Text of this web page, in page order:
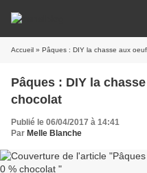
Accueil » Pâques : DIY la chasse aux
Pâques : DIY la
chocolat
Publié le 06/04/2017 à 14:41
Par Melle Blanche